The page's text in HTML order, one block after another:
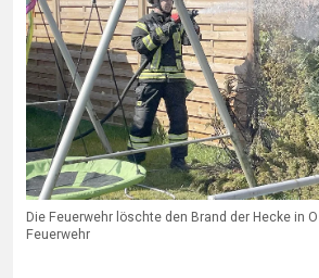
Die Feuerwehr löschte den Brand der Hecke in
Feuerwehr